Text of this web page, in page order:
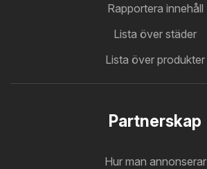
Rapportera innehåll
Lista över städer
Lista över produkter
Partnerskap
Hur man annonserar